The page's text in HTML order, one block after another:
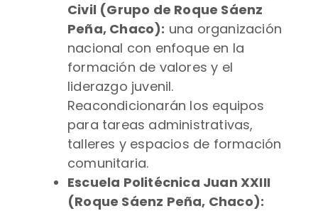
Civil (Grupo de Roque Sáenz
Peña, Chaco): una organización
nacional con enfoque en la
formación de valores y el
liderazgo juvenil.
Reacondicionarán los equipos
para tareas administrativas,
talleres y espacios de formación
comunitaria.
Escuela Politécnica Juan XXIII
(Roque Sáenz Peña, Chaco):